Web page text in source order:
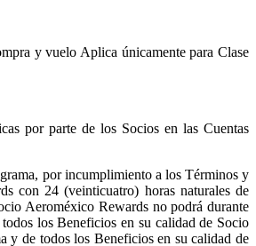
y vuelo Aplica únicamente para Clase
por parte de los Socios en las Cuentas
por incumplimiento a los Términos y
con 24 (veinticuatro) horas naturales de
Aeroméxico Rewards no podrá durante
los Beneficios en su calidad de Socio
y de todos los Beneficios en su calidad de